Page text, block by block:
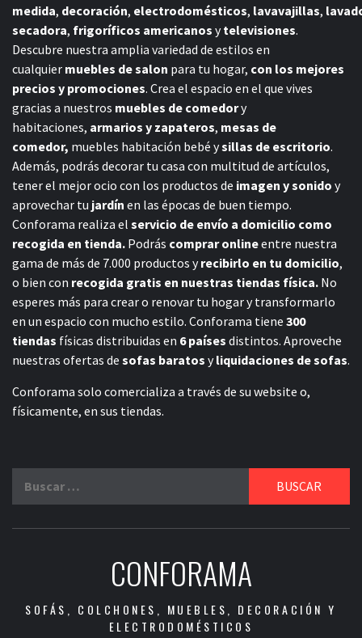
medida, decoración, electrodomésticos, lavavajillas,
secadora, frigoríficos americanos ytelevisiones.
Descubre nuestra amplia variedad de estilos en
cualquier muebles de salon para tu hogar, con los mejores
precios y promociones. Crea el espacio en el que vives
gracias a nuestros muebles de comedory
habitaciones, armarios y zapateros, mesas de
comedor, muebles habitación bebé ysillas de escritorio.
Además, podrás decorar tu casa con multitud de artículos,
tener el mejor ocio con los productos de imagen y sonido y
aprovechar tu jardín en las épocas de buen tiempo.
Conforama realiza el servicio de envío a domicilio como
recogida en tienda. Podrás comprar onlineentre nuestra
gama de más de 7.000 productos yrecibirlo en tu domicilio,
o bien con recogida gratis en nuestras tiendas física. No
esperes más para crear o renovar tu hogar y transformarlo
en un espacio con mucho estilo. Conforama tiene 300
tiendas físicas distribuidas en 6 países distintos. Aproveche
nuestras ofertas de sofas baratos yliquidaciones de sofas.
Conforama solo comercializa a través de su website o,
físicamente, en sus tiendas.
CONFORAMA
SOFÁS, COLCHONES, MUEBLES, DECORACIÓN Y
ELECTRODOMÉSTICOS